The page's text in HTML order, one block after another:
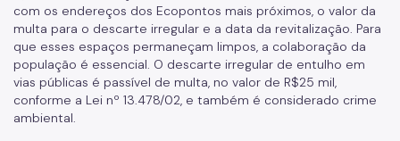
com os endereços dos Ecopontos mais próximos, o valor da
multa para o descarte irregular e a data da revitalização. Para
que esses espaços permaneçam limpos, a colaboração da
população é essencial. O descarte irregular de entulho em
vias públicas é passível de multa, no valor de R$25 mil,
conforme a Lei nº 13.478/02, e também é considerado crime
ambiental.